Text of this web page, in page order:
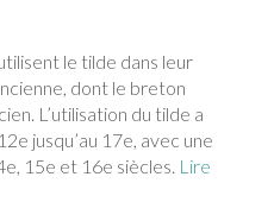
le tilde dans leur
dont le breton
L’utilisation du tilde a
jusqu’au 17e, avec une
15e et 16e siècles. Lire